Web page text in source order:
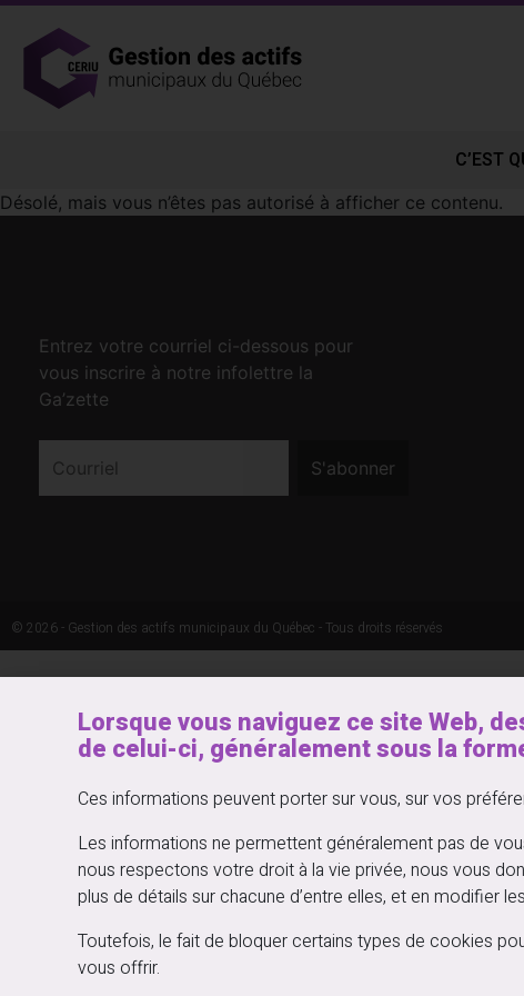
C’EST
Désolé, mais vous n’êtes pas autorisé à afficher ce contenu.
Entrez votre courriel ci-dessous pour
vous inscrire à notre infolettre la
Ga’zette
© 2026 - Gestion des actifs municipaux du Québec - Tous droits réservés
Lorsque vous naviguez ce site Web,
de celui-ci, généralement sous la
Ces informations peuvent porter sur vous, sur vos
Les informations ne permettent généralement pas de
nous respectons votre droit à la vie privée, nous vous
plus de détails sur chacune d’entre elles, et en modifier
Toutefois, le fait de bloquer certains types de cookies
vous offrir.